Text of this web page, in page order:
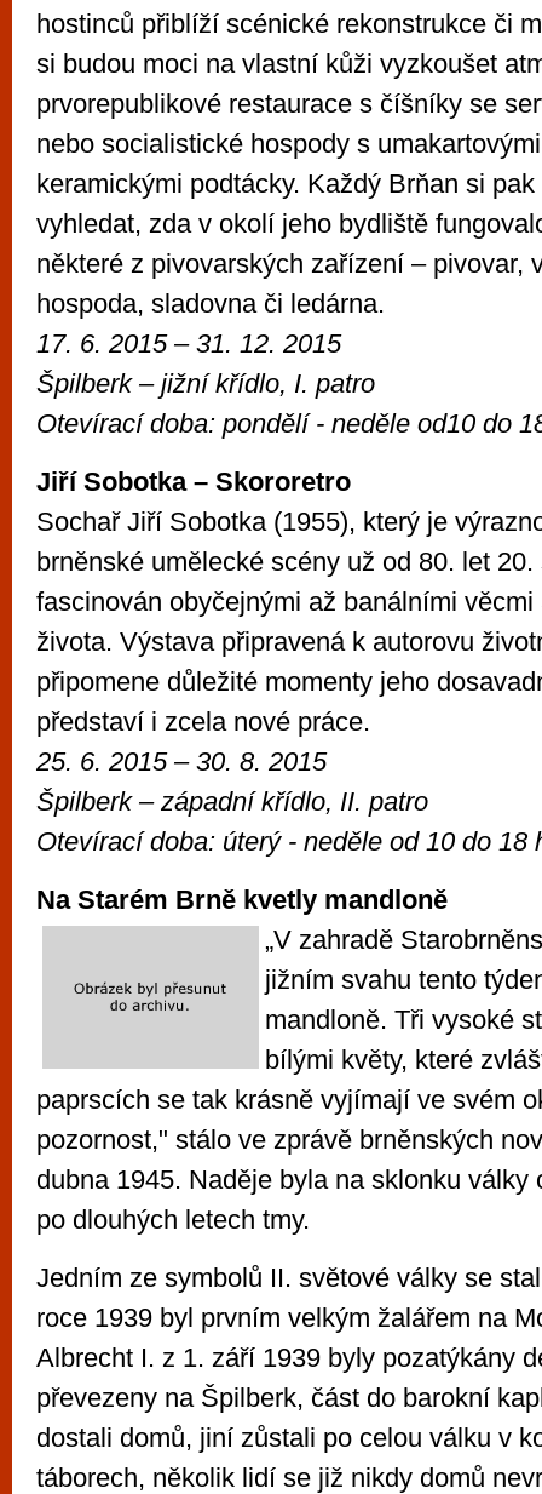
hostinců přiblíží scénické rekonstrukce či
si budou moci na vlastní kůži vyzkoušet
prvorepublikové restaurace s číšníky se
nebo socialistické hospody s
keramickými podtácky. Každý Brňan si
vyhledat, zda v okolí jeho bydliště
některé z pivovarských zařízení – pivovar,
hospoda, sladovna či ledárna.
17. 6. 2015 – 31. 12. 2015
Špilberk – jižní křídlo, I. patro
Otevírací doba: pondělí - neděle od10 do
Jiří Sobotka – Skororetro
Sochař Jiří Sobotka (1955), který je
brněnské umělecké scény už od 80. let
fascinován obyčejnými až banálními
života. Výstava připravená k autorovu
připomene důležité momenty jeho
představí i zcela nové práce.
25. 6. 2015 – 30. 8. 2015
Špilberk – západní křídlo, II. patro
Otevírací doba: úterý - neděle od 10 do 18
Na Starém Brně kvetly mandloně
„V zahradě
jižním svahu tento
mandloně. Tři vysoké
bílými květy, které
paprscích se tak krásně vyjímají ve svém
pozornost," stálo ve zprávě brněnských
dubna 1945. Naděje byla na sklonku války
po dlouhých letech tmy.
Jedním ze symbolů II. světové války se
roce 1939 byl prvním velkým žalářem na
Albrecht I. z 1. září 1939 byly pozatýkány
převezeny na Špilberk, část do barokní
dostali domů, jiní zůstali po celou válku v
táborech, několik lidí se již nikdy domů